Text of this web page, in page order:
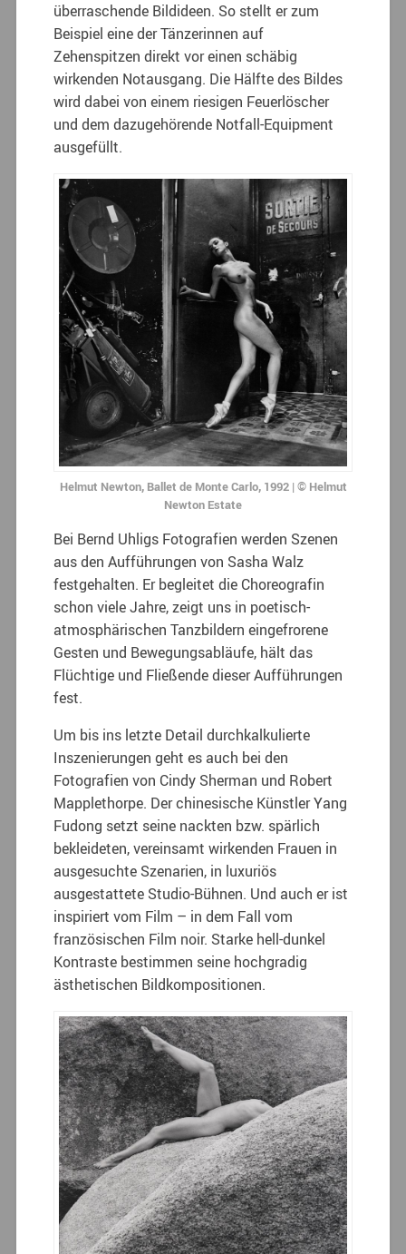
überraschende Bildideen. So stellt er zum
Beispiel eine der Tänzerinnen auf
Zehenspitzen direkt vor einen schäbig
wirkenden Notausgang. Die Hälfte des Bildes
wird dabei von einem riesigen Feuerlöscher
und dem dazugehörende Notfall-Equipment
ausgefüllt.
Helmut Newton, Ballet de Monte Carlo, 1992 | © Helmut
Newton Estate
Bei Bernd Uhligs Fotografien werden Szenen
aus den Aufführungen von Sasha Walz
festgehalten. Er begleitet die Choreografin
schon viele Jahre, zeigt uns in poetisch-
atmosphärischen Tanzbildern eingefrorene
Gesten und Bewegungsabläufe, hält das
Flüchtige und Fließende dieser Aufführungen
fest.
Um bis ins letzte Detail durchkalkulierte
Inszenierungen geht es auch bei den
Fotografien von Cindy Sherman und Robert
Mapplethorpe. Der chinesische Künstler Yang
Fudong setzt seine nackten bzw. spärlich
bekleideten, vereinsamt wirkenden Frauen in
ausgesuchte Szenarien, in luxuriös
ausgestattete Studio-Bühnen. Und auch er ist
inspiriert vom Film – in dem Fall vom
französischen Film noir. Starke hell-dunkel
Kontraste bestimmen seine hochgradig
ästhetischen Bildkompositionen.